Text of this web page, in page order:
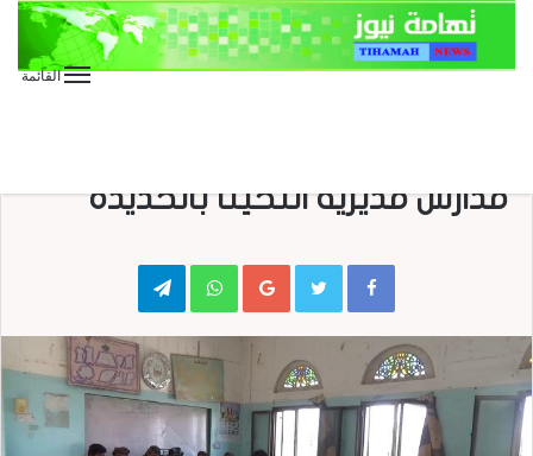
القائمة
مدارس مديرية التحيتا بالحديدة
Google+
WhatsApp
Telegram